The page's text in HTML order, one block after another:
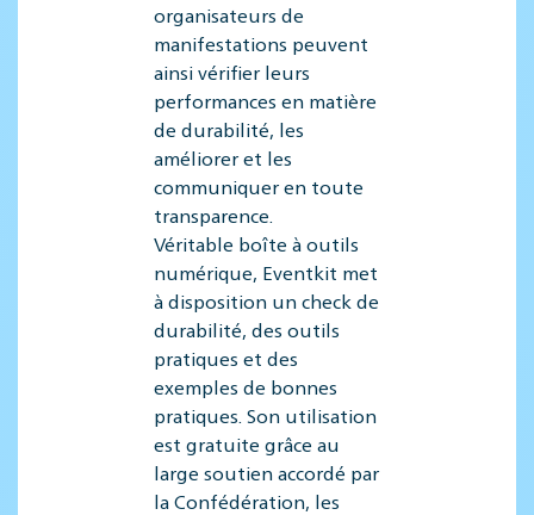
organisateurs de
manifestations peuvent
ainsi vérifier leurs
performances en matière
de durabilité, les
améliorer et les
communiquer en toute
transparence.
Véritable boîte à outils
numérique, Eventkit met
à disposition un check de
durabilité, des outils
pratiques et des
exemples de bonnes
pratiques. Son utilisation
est gratuite grâce au
large soutien accordé par
la Confédération, les